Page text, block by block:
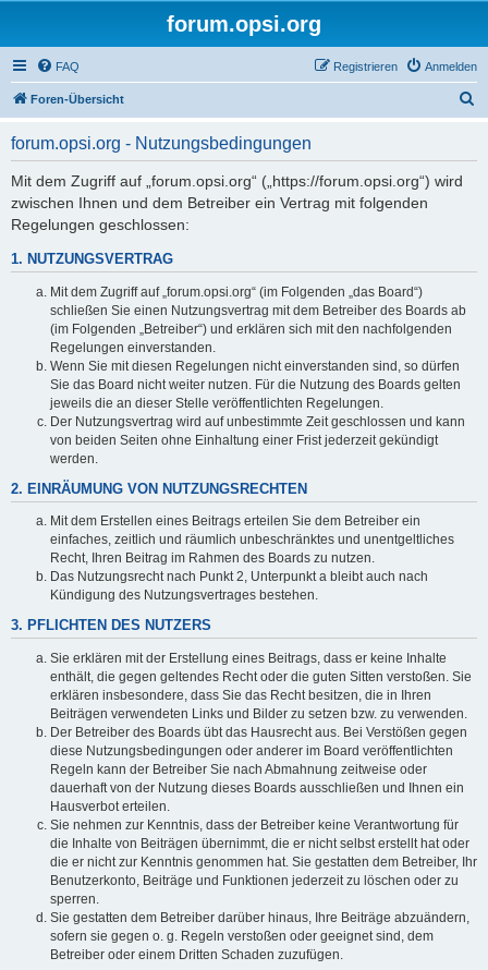
forum.opsi.org
FAQ Anmelden
Registrieren
Foren-Übersicht
forum.opsi.org - Nutzungsbedingungen
Mit dem Zugriff auf „forum.opsi.org“ („https://forum.opsi.org“) wird
zwischen Ihnen und dem Betreiber ein Vertrag mit folgenden
Regelungen geschlossen:
1. NUTZUNGSVERTRAG
Mit dem Zugriff auf „forum.opsi.org“ (im Folgenden „das Board“)
schließen Sie einen Nutzungsvertrag mit dem Betreiber des Boards ab
(im Folgenden „Betreiber“) und erklären sich mit den nachfolgenden
Regelungen einverstanden.
Wenn Sie mit diesen Regelungen nicht einverstanden sind, so dürfen
Sie das Board nicht weiter nutzen. Für die Nutzung des Boards gelten
jeweils die an dieser Stelle veröffentlichten Regelungen.
Der Nutzungsvertrag wird auf unbestimmte Zeit geschlossen und kann
von beiden Seiten ohne Einhaltung einer Frist jederzeit gekündigt
werden.
2. EINRÄUMUNG VON NUTZUNGSRECHTEN
Mit dem Erstellen eines Beitrags erteilen Sie dem Betreiber ein
einfaches, zeitlich und räumlich unbeschränktes und unentgeltliches
Recht, Ihren Beitrag im Rahmen des Boards zu nutzen.
Das Nutzungsrecht nach Punkt 2, Unterpunkt a bleibt auch nach
Kündigung des Nutzungsvertrages bestehen.
3. PFLICHTEN DES NUTZERS
Sie erklären mit der Erstellung eines Beitrags, dass er keine Inhalte
enthält, die gegen geltendes Recht oder die guten Sitten verstoßen. Sie
erklären insbesondere, dass Sie das Recht besitzen, die in Ihren
Beiträgen verwendeten Links und Bilder zu setzen bzw. zu verwenden.
Der Betreiber des Boards übt das Hausrecht aus. Bei Verstößen gegen
diese Nutzungsbedingungen oder anderer im Board veröffentlichten
Regeln kann der Betreiber Sie nach Abmahnung zeitweise oder
dauerhaft von der Nutzung dieses Boards ausschließen und Ihnen ein
Hausverbot erteilen.
Sie nehmen zur Kenntnis, dass der Betreiber keine Verantwortung für
die Inhalte von Beiträgen übernimmt, die er nicht selbst erstellt hat oder
die er nicht zur Kenntnis genommen hat. Sie gestatten dem Betreiber, Ihr
Benutzerkonto, Beiträge und Funktionen jederzeit zu löschen oder zu
sperren.
Sie gestatten dem Betreiber darüber hinaus, Ihre Beiträge abzuändern,
sofern sie gegen o. g. Regeln verstoßen oder geeignet sind, dem
Betreiber oder einem Dritten Schaden zuzufügen.